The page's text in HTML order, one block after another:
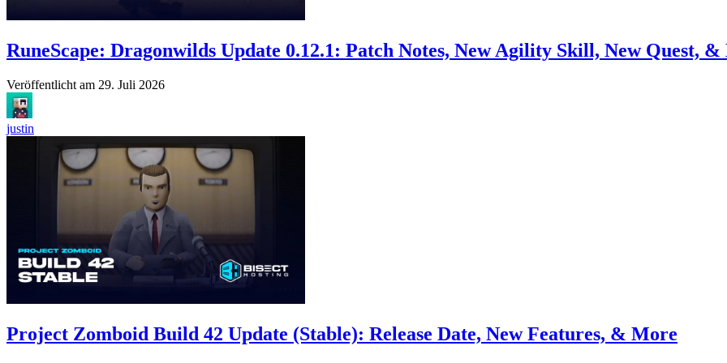
RuneScape: Dragonwilds Update 0.12.1: Patch Notes, New Agility Skill, New Quest,
Veröffentlicht am 29. Juli 2026
justin
Project Zomboid Build 42 Update (Stable): Release Date, New Features, & More